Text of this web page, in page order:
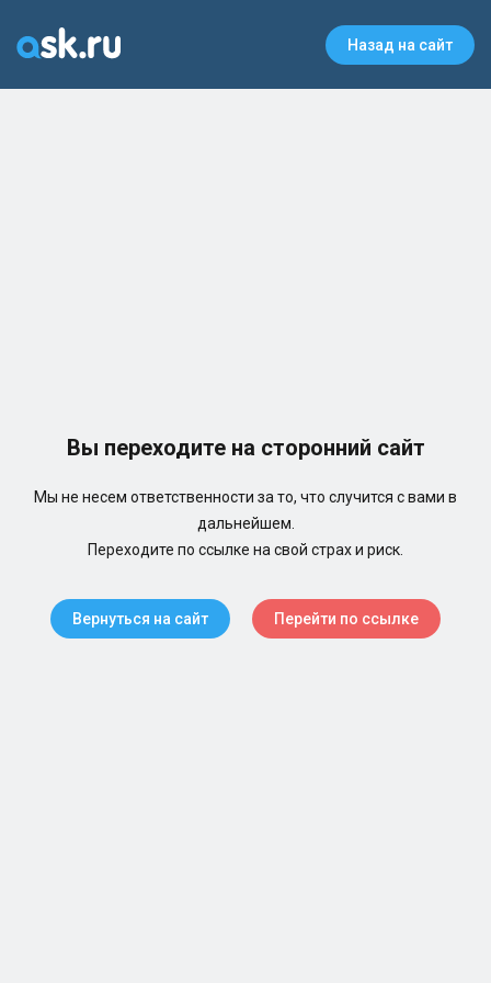
Назад на сайт
Вы переходите на сторонний сайт
Мы не несем ответственности за то, что случится с вами в
дальнейшем.
Переходите по ссылке на свой страх и риск.
Вернуться на сайт Перейти по ссылке